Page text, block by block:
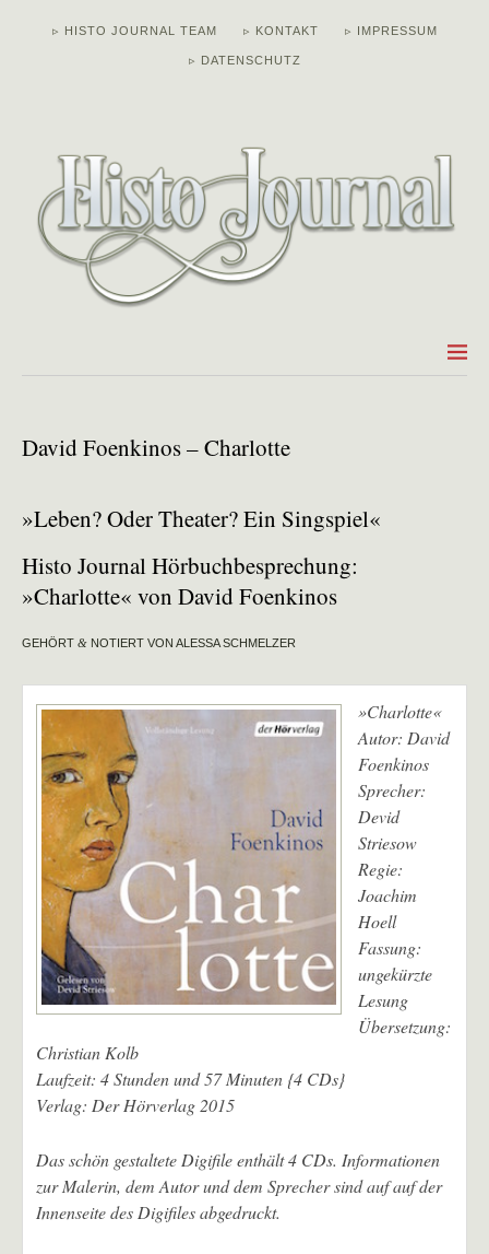
▹ HISTO JOURNAL TEAM ▹ KONTAKT ▹ IMPRESSUM
▹ DATENSCHUTZ
David Foenkinos – Charlotte
»Leben? Oder Theater? Ein Singspiel«
Histo Journal Hörbuchbesprechung:
»Charlotte« von David Foenkinos
GEHÖRT & NOTIERT VON ALESSA SCHMELZER
»Charlotte«
Autor: David
Foenkinos
Sprecher:
Devid
Striesow
Regie:
Joachim
Hoell
Fassung:
ungekürzte
Lesung
Übersetzung:
Christian Kolb
Laufzeit: 4 Stunden und 57 Minuten {4 CDs}
Verlag: Der Hörverlag 2015
Das schön gestaltete Digifile enthält 4 CDs. Informationen
zur Malerin, dem Autor und dem Sprecher sind auf auf der
Innenseite des Digifiles abgedruckt.